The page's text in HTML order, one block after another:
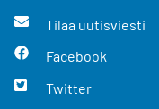
Tilaa uutisviesti
Facebook
Twitter